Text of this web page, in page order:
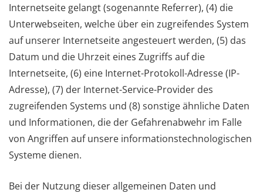
Internetseite gelangt (sogenannte Referrer), (4) die
Unterwebseiten, welche über ein zugreifendes System
auf unserer Internetseite angesteuert werden, (5) das
Datum und die Uhrzeit eines Zugriffs auf die
Internetseite, (6) eine Internet-Protokoll-Adresse (IP-
Adresse), (7) der Internet-Service-Provider des
zugreifenden Systems und (8) sonstige ähnliche Daten
und Informationen, die der Gefahrenabwehr im Falle
von Angriffen auf unsere informationstechnologischen
Systeme dienen.
Bei der Nutzung dieser allgemeinen Daten und